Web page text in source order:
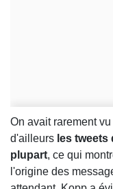
On avait rarement
d'ailleurs les tweets
plupart, ce qui
l'origine des